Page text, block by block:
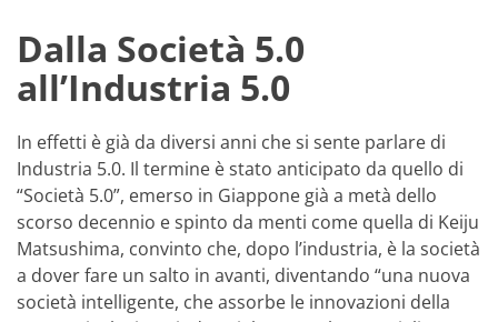
Dalla Società 5.0
all’Industria 5.0
In effetti è già da diversi anni che si sente parlare di
Industria 5.0. Il termine è stato anticipato da quello di
“Società 5.0”, emerso in Giappone già a metà dello
scorso decennio e spinto da menti come quella di Keiju
Matsushima, convinto che, dopo l’industria, è la società
a dover fare un salto in avanti, diventando “una nuova
società intelligente, che assorbe le innovazioni della